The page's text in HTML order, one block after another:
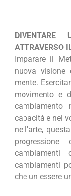
DIVENTARE
ATTRAVERSO
Imparare il
nuova visione
mente.
movimento e
cambiamento
capacità e nel
nell'arte,
cambiamenti
cambiamenti
che un essere